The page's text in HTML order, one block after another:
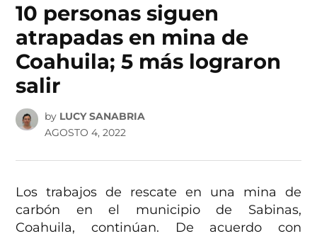
10 personas siguen
atrapadas en mina de
Coahuila; 5 más lograron
salir
by LUCY SANABRIA
AGOSTO 4, 2022
Los trabajos de rescate en una mina de
carbón en el municipio de Sabinas,
Coahuila, continúan. De acuerdo con